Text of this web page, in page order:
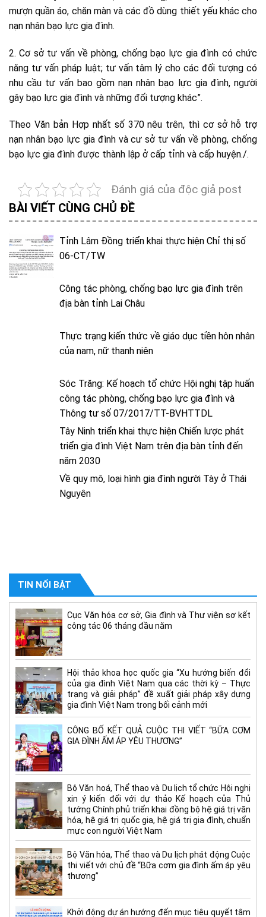
mượn quần áo, chăn màn và các đồ dùng thiết yếu khác cho
nạn nhân bạo lực gia đình.
2. Cơ sở tư vấn về phòng, chống bạo lực gia đình có chức
năng tư vấn pháp luật; tư vấn tâm lý cho các đối tượng có
nhu cầu tư vấn bao gồm nạn nhân bạo lực gia đình, người
gây bạo lực gia đình và những đối tượng khác”.
Theo Văn bản Hợp nhất số 370 nêu trên, thì cơ sở hỗ trợ
nạn nhân bạo lực gia đình và cư sở tư vấn về phòng, chống
bạo lực gia đình được thành lập ở cấp tỉnh và cấp huyện./.
Đánh giá của độc giả post
BÀI VIẾT CÙNG CHỦ ĐỀ
Tỉnh Lâm Đồng triển khai thực hiện Chỉ thị số
06-CT/TW
Công tác phòng, chống bạo lực gia đình trên
địa bàn tỉnh Lai Châu
Thực trạng kiến thức về giáo dục tiền hôn nhân
của nam, nữ thanh niên
Sóc Trăng: Kế hoạch tổ chức Hội nghị tập huấn
công tác phòng, chống bạo lực gia đình và
Thông tư số 07/2017/TT-BVHTTDL
Tây Ninh triển khai thực hiện Chiến lược phát
triển gia đình Việt Nam trên địa bàn tỉnh đến
năm 2030
Về quy mô, loại hình gia đình người Tày ở Thái
Nguyên
TIN NỔI BẬT
Cục Văn hóa cơ sở, Gia đình và Thư viện sơ kết
công tác 06 tháng đầu năm
Hội thảo khoa học quốc gia “Xu hướng biến đổi
của gia đình Việt Nam qua các thời kỳ – Thực
trạng và giải pháp” đề xuất giải pháp xây dựng
gia đình Việt Nam trong bối cảnh mới
CÔNG BỐ KẾT QUẢ CUỘC THI VIẾT “BỮA CƠM
GIA ĐÌNH ẤM ÁP YÊU THƯƠNG”
Bộ Văn hoá, Thể thao và Du lịch tổ chức Hội nghị
xin ý kiến đối với dự thảo Kế hoạch của Thủ
tướng Chính phủ triển khai đồng bộ hệ giá trị văn
hóa, hệ giá trị quốc gia, hệ giá trị gia đình, chuẩn
mực con người Việt Nam
Bộ Văn hóa, Thể thao và Du lịch phát động Cuộc
thi viết với chủ đề “Bữa cơm gia đình ấm áp yêu
thương”
Khởi động dự án hướng đến mục tiêu quyết tâm